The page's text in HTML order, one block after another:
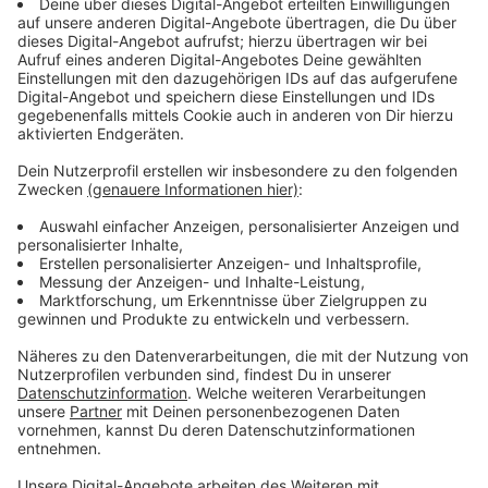
außerdem ist auch seniorengerechtes Wohnen
geplant. Zum neuen Quartier gehören außerdem
Grünflächen und Spielbereiche. Die Wärmeversorgung
soll über ein innovatives kaltes Nahwärmenetz laufen,
das Energie aus Grundwasser nutzt und im Sommer
auch zur Kühlung der Gebäude eingesetzt werden
kann. Die ersten Häuser sollen voraussichtlich im
Herbst 2028 bezugsfertig sein. Die komplette
Fertigstellung des Quartiers ist derzeit für Ende 2030
geplant.
Mehr Tempo für Eggerscheidt
Eggerscheidt soll schneller vorankommen. Das fordert
die Ratinger CDU. Das Konzept war Ende 2024 nach
einem langen Beteiligungsprozess beschlossen
worden. Geplant sind unter anderem ein besserer